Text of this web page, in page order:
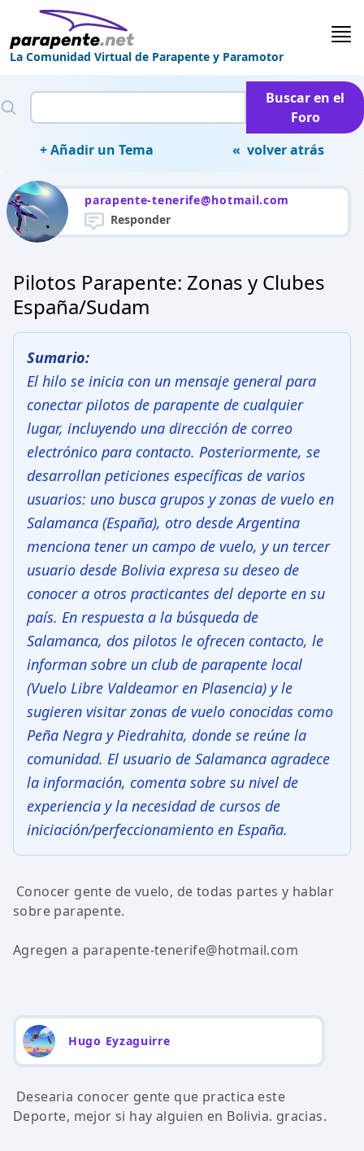
La Comunidad Virtual de Parapente y Paramotor
Buscar en el
Foro
+ Añadir un Tema
« volver atrás
parapente-tenerife@hotmail.com
Responder
Pilotos Parapente: Zonas y Clubes
España/Sudam
Sumario:
El hilo se inicia con un mensaje general para
conectar pilotos de parapente de cualquier
lugar, incluyendo una dirección de correo
electrónico para contacto. Posteriormente, se
desarrollan peticiones específicas de varios
usuarios: uno busca grupos y zonas de vuelo en
Salamanca (España), otro desde Argentina
menciona tener un campo de vuelo, y un tercer
usuario desde Bolivia expresa su deseo de
conocer a otros practicantes del deporte en su
país. En respuesta a la búsqueda de
Salamanca, dos pilotos le ofrecen contacto, le
informan sobre un club de parapente local
(Vuelo Libre Valdeamor en Plasencia) y le
sugieren visitar zonas de vuelo conocidas como
Peña Negra y Piedrahita, donde se reúne la
comunidad. El usuario de Salamanca agradece
la información, comenta sobre su nivel de
experiencia y la necesidad de cursos de
iniciación/perfeccionamiento en España.
Conocer gente de vuelo, de todas partes y hablar
sobre parapente.
Agregen a parapente-tenerife@hotmail.com
Hugo Eyzaguirre
Desearia conocer gente que practica este
Deporte, mejor si hay alguien en Bolivia. gracias.